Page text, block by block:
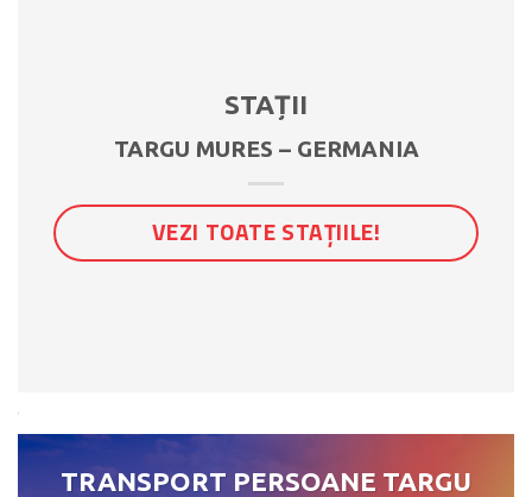
STAȚII
TARGU MURES – GERMANIA
VEZI TOATE STAȚIILE!
TRANSPORT PERSOANE TARGU